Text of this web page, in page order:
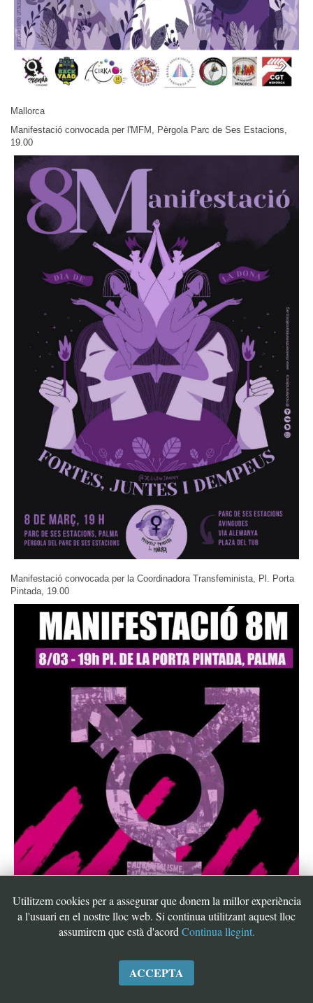
Mallorca
Manifestació convocada per l'MFM, Pèrgola Parc de Ses Estacions,
19.00
Manifestació convocada per la Coordinadora Transfeminista, Pl. Porta
Pintada, 19.00
Utilitzem cookies per a assegurar que donem la millor experiència
a l'usuari en el nostre lloc web. Si continua utilitzant aquest lloc
assumirem que està d'acord Continua llegint.
ACCEPTA